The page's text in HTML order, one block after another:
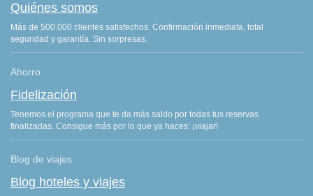
Quiénes somos
Más de 500.000 clientes satisfechos. Confirmación inmediata, total
seguridad y garantía. Sin sorpresas.
Ahorro
Fidelización
Tenemos el programa que te da más saldo por todas tus reservas
finalizadas. Consigue más por lo que ya haces: ¡viajar!
Blog de viajes
Blog hoteles y viajes